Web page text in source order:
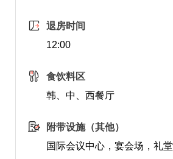
退房时间
12:00
食饮料区
韩、中、西餐厅
附带设施（其他）
国际会议中心，宴会场，礼堂